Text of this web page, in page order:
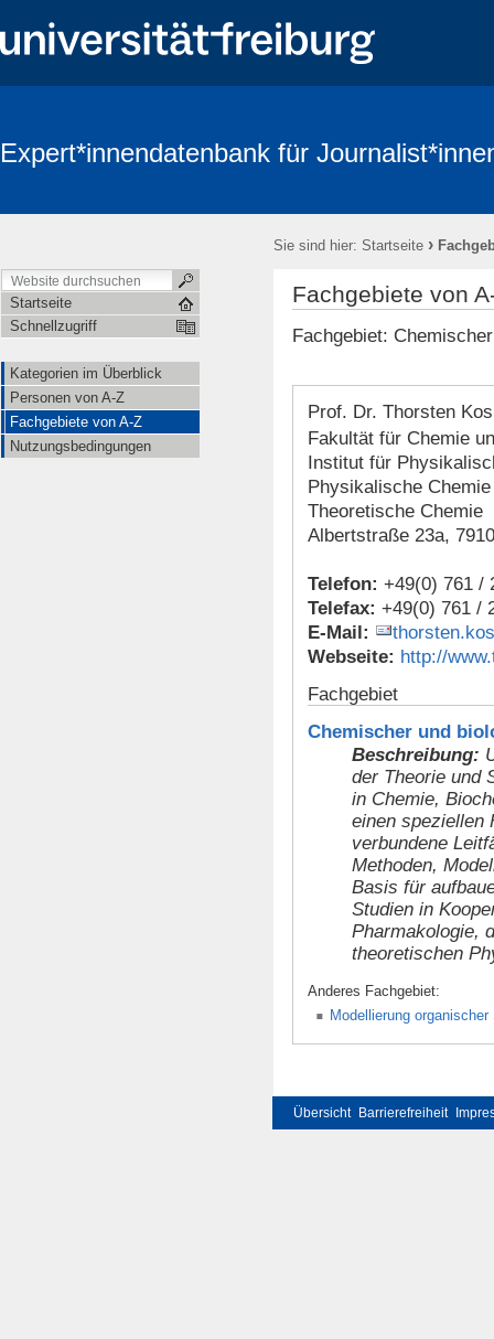
Expert*innendatenbank für
Sie sind hier: Startseite ›
Startseite
Schnellzugriff
Kategorien im Überblick
Personen von A-Z
Fachgebiete von A-Z
Nutzungsbedingungen
Fachgebiete von
Fachgebiet:
Prof. Dr. Thorsten
Fakultät für Chemie
Institut für
Physikalische
Theoretische Chemie
Albertstraße 23a,
Telefon: +49(0) 761 /
Telefax: +49(0) 761 /
E-Mail:
Webseite: http://
Fachgebiet
Chemischer und
Beschreibung:
der Theorie und
in Chemie,
einen speziellen
verbundene Leitfähigkeit. Wir
Methoden,
Basis für
Studien in
Pharmakologie,
theoretischen
Anderes Fachgebiet:
Modellierung
Übersicht Barrierefreiheit